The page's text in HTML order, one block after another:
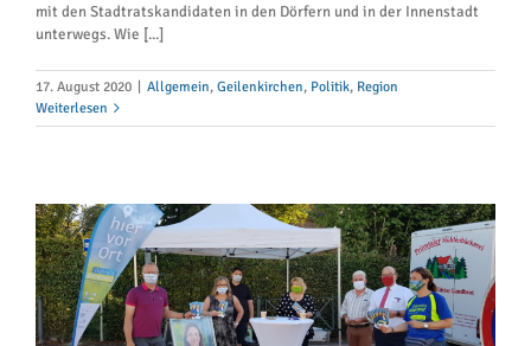
mit den Stadtratskandidaten in den Dörfern und in der Innenstadt
unterwegs. Wie [...]
17. August 2020 Allgemein, Geilenkirchen, Politik, Region
Weiterlesen